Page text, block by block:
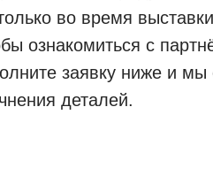
во время
ознакомиться с
заявку ниже и
деталей.